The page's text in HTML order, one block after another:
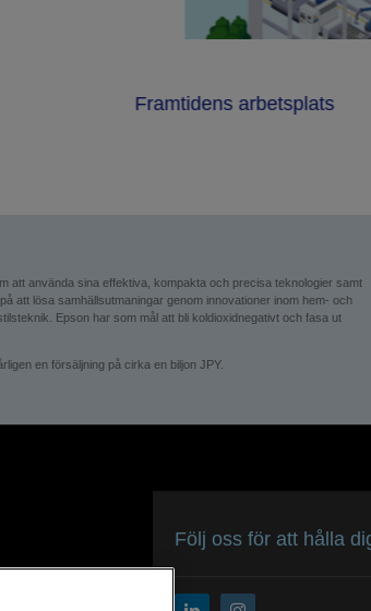
Framtidens arbetsplats
att använda sina effektiva, kompakta och precisa teknologier samt
att lösa samhällsutmaningar genom innovationer inom hem- och
Epson har som mål att bli koldioxidnegativt och fasa ut
en försäljning på cirka en biljon JPY.
Följ oss för att hålla